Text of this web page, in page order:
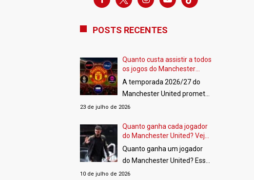
play
POSTS RECENTES
Quanto custa assistir a todos
os jogos do Manchester
United na temporada
2026/27?
A temporada 2026/27 do
Manchester United promete
ser intensa. Além da disputa
Devils estarão de volta à
UEFA Champions League e
também disputarão a FA
Cup e a Copa da Liga Inglesa.
[…]
23 de julho de 2026
Quanto ganha cada jogador
do Manchester United? Veja
os salários do elenco
Quanto ganha um jogador
do Manchester United? Essa
é uma das perguntas mais
10 de julho de 2026